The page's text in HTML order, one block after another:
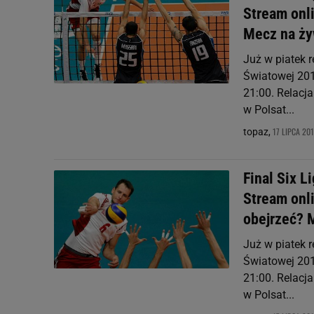
Stream
Mecz na
Już w piatek
Światowej
21:00.
w Polsat...
topaz, 17 LIPCA
Final Six
Stream
obejrzeć?
Już w piatek
Światowej
21:00.
w Polsat...